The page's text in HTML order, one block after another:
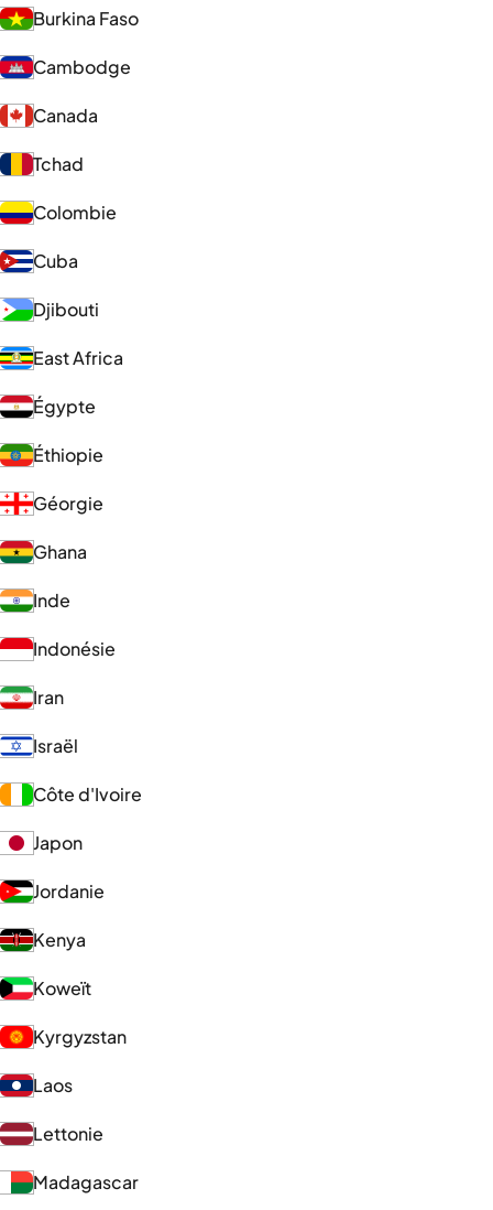
Burkina Faso
Cambodge
Canada
Tchad
Colombie
Cuba
Djibouti
East Africa
Égypte
Éthiopie
Géorgie
Ghana
Inde
Indonésie
Iran
Israël
Côte d'Ivoire
Japon
Jordanie
Kenya
Koweït
Kyrgyzstan
Laos
Lettonie
Madagascar